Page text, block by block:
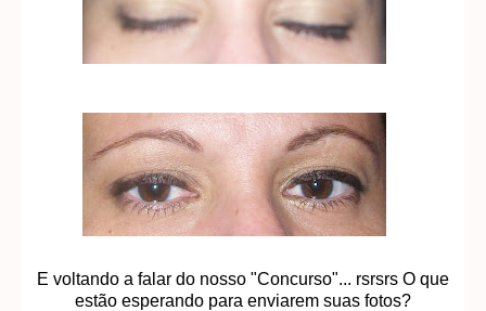
E voltando a falar do nosso "Concurso"... rsrsrs O que
estão esperando para enviarem suas fotos?